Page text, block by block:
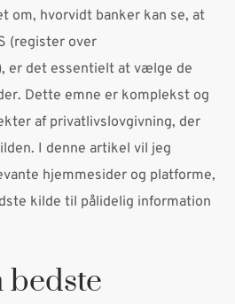
om, hvorvidt banker kan se, at
(register over
er det essentielt at vælge de
Dette emne er komplekst og
af privatlivslovgivning, der
I denne artikel vil jeg
hjemmesider og platforme,
kilde til pålidelig information
bedste